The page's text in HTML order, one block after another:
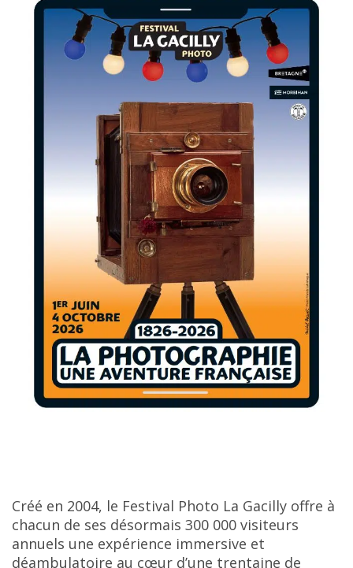
Créé en 2004, le Festival Photo La Gacilly offre à
chacun de ses désormais 300 000 visiteurs
annuels une expérience immersive et
déambulatoire au cœur d’une trentaine de